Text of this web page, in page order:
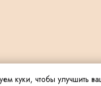
куки, чтобы улучшить